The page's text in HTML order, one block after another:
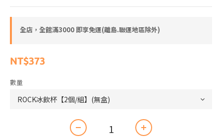
全店，全館滿3000 即享免運(離島.聯運地區除外)
NT$373
數量